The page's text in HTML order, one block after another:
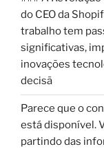
do CEO da
trabalho tem
significativas,
inovações
decisã
Parece que o
está disponível.
partindo das